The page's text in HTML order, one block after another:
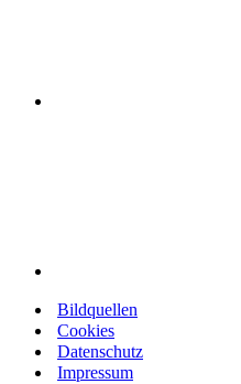
Bildquellen
Cookies
Datenschutz
Impressum